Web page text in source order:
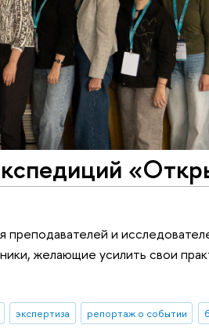
преподавателей и
желающие усилить свои
экспертиза репортаж о событии